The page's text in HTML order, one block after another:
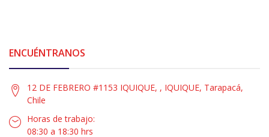
ENCUÉNTRANOS
12 DE FEBRERO #1153 IQUIQUE, , IQUIQUE, Tarapacá,
Chile
Horas de trabajo:
08:30 a 18:30 hrs